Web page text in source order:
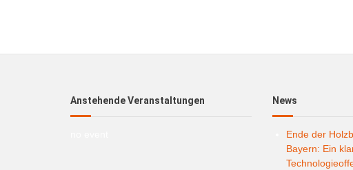
Anstehende Veranstaltungen News
Ende der
Bayern: Ein